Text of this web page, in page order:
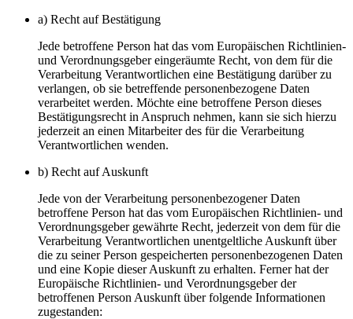
a) Recht auf Bestätigung
Jede betroffene Person hat das vom Europäischen Richtlinien-
und Verordnungsgeber eingeräumte Recht, von dem für die
Verarbeitung Verantwortlichen eine Bestätigung darüber zu
verlangen, ob sie betreffende personenbezogene Daten
verarbeitet werden. Möchte eine betroffene Person dieses
Bestätigungsrecht in Anspruch nehmen, kann sie sich hierzu
jederzeit an einen Mitarbeiter des für die Verarbeitung
Verantwortlichen wenden.
b) Recht auf Auskunft
Jede von der Verarbeitung personenbezogener Daten
betroffene Person hat das vom Europäischen Richtlinien- und
Verordnungsgeber gewährte Recht, jederzeit von dem für die
Verarbeitung Verantwortlichen unentgeltliche Auskunft über
die zu seiner Person gespeicherten personenbezogenen Daten
und eine Kopie dieser Auskunft zu erhalten. Ferner hat der
Europäische Richtlinien- und Verordnungsgeber der
betroffenen Person Auskunft über folgende Informationen
zugestanden: